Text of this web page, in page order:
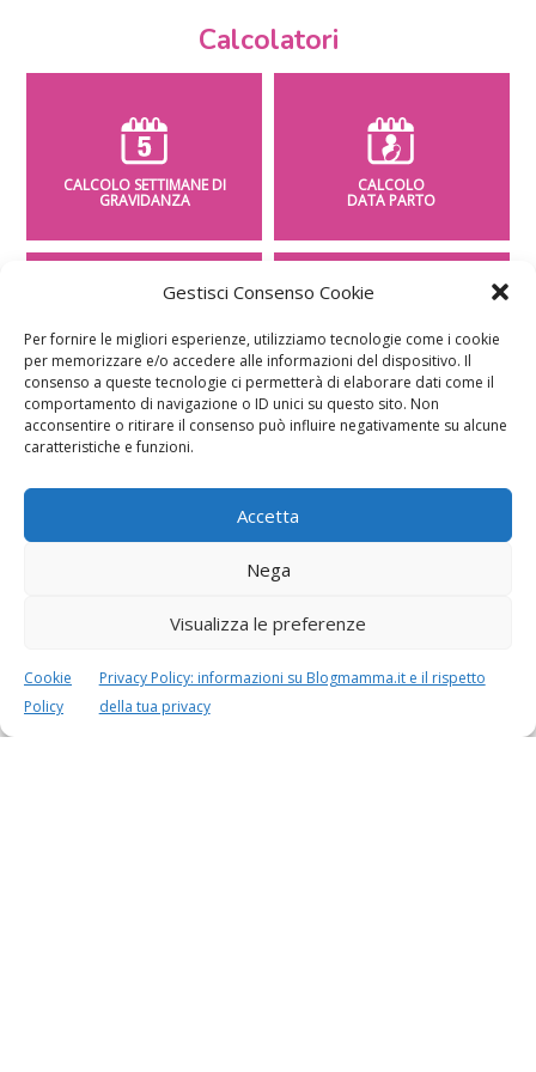
Gestisci Consenso Cookie
Per fornire le migliori esperienze, utilizziamo tecnologie come i cookie
per memorizzare e/o accedere alle informazioni del dispositivo. Il
consenso a queste tecnologie ci permetterà di elaborare dati come il
comportamento di navigazione o ID unici su questo sito. Non
acconsentire o ritirare il consenso può influire negativamente su alcune
caratteristiche e funzioni.
Accetta
Nega
Visualizza le preferenze
Cookie
Policy
Privacy Policy: informazioni su Blogmamma.it e il rispetto
della tua privacy
Calcolatori
CALCOLO SETTIMANE DI
GRAVIDANZA
CALCOLO
DATA PARTO
CALCOLO
PESO BAMBINO
CALCOLO
PERIODO FERTILE
Speciali in evidenza